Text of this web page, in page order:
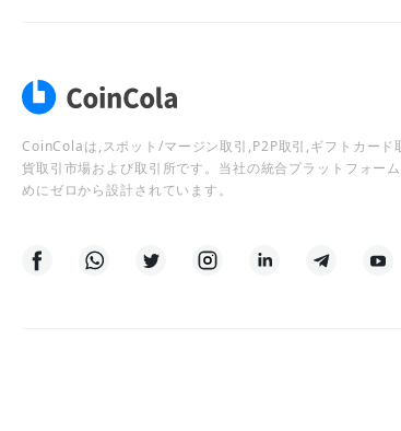
CoinColaは,スポット/マージン取引,P2P取引,ギフトカー
貨取引市場および取引所です。当社の統合プラットフォー
めにゼロから設計されています。